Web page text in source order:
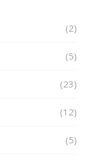
(2)
(5)
(23)
(12)
(5)